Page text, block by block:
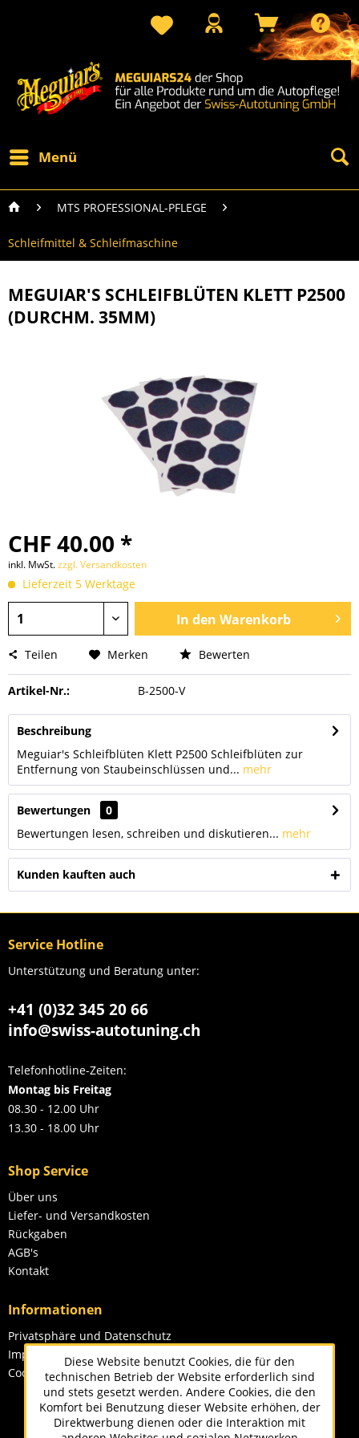
Menü
MTS PROFESSIONAL-PFLEGE
Schleifmittel & Schleifmaschine
MEGUIAR'S SCHLEIFBLÜTEN KLETT P2500
(DURCHM. 35MM)
CHF 40.00 *
inkl. MwSt.zzgl. Versandkosten
Lieferzeit 5 Werktage
In den Warenkorb
Teilen Merken Bewerten
Artikel-Nr.: B-2500-V
Beschreibung
Meguiar's Schleifblüten Klett P2500 Schleifblüten zur
Entfernung von Staubeinschlüssen und... mehr
Bewertungen
0
Bewertungen lesen, schreiben und diskutieren... mehr
Kunden kauften auch
Service Hotline
Unterstützung und Beratung unter:
+41 (0)32 345 20 66
info@swiss-autotuning.ch
Telefonhotline-Zeiten:
Montag bis Freitag
08.30 - 12.00 Uhr
13.30 - 18.00 Uhr
Shop Service
Über uns
Liefer- und Versandkosten
Rückgaben
AGB's
Kontakt
Informationen
Privatsphäre und Datenschutz
Impressum
Cookie-Einstellungen
Diese Website benutzt Cookies, die für den
technischen Betrieb der Website erforderlich sind
und stets gesetzt werden. Andere Cookies, die den
Komfort bei Benutzung dieser Website erhöhen, der
Direktwerbung dienen oder die Interaktion mit